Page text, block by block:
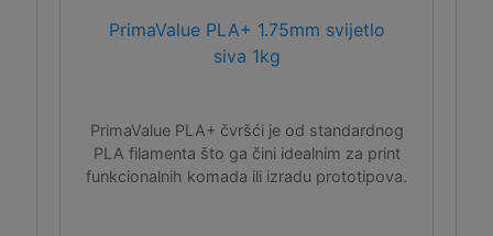
PrimaValue PLA+ 1.75mm svijetlo
siva 1kg
PrimaValue PLA+ čvršći je od standardnog
PLA filamenta što ga čini idealnim za print
funkcionalnih komada ili izradu prototipova.